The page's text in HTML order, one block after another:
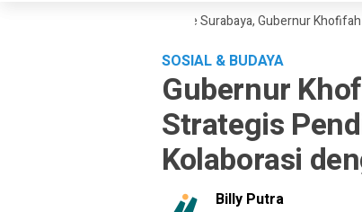
Angkatan Laut RRT ke Surabaya, Gubernur Khofifah Bahas
SOSIAL & BUDAYA
Gubernur
Strategis
Kolaborasi
Billy Putra